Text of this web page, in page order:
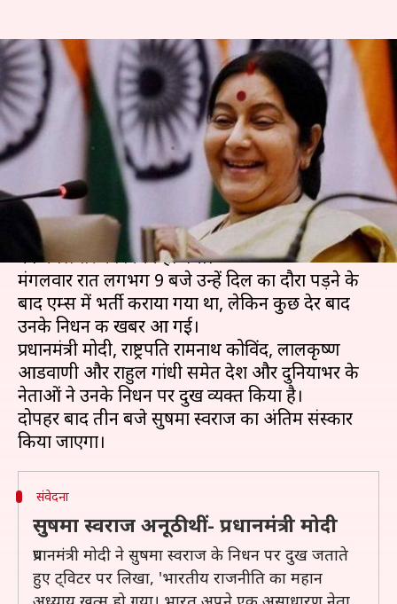
सुषमा स्वराज के अंतिम दर्शन कर
भावुक हुए मोदी-आडवाणी, दुनियाभर
के नेताओं ने दी श्रद्धांजलि
लेखन Aug 07, 2019 11:31 am
क्या है खबर?
देश की पहली पूर्णकालिक विदेश मंत्री रहीं सुषमा स्वराज
कामंगलवार को निधनहो गया।
मंगलवार रात लगभग 9 बजे उन्हें दिल का दौरा पड़ने के
बाद एम्स में भर्ती कराया गया था, लेकिन कुछ देर बाद
उनके निधन की खबर आ गई।
प्रधानमंत्री मोदी, राष्ट्रपति रामनाथ कोविंद, लालकृष्ण
आडवाणी और राहुल गांधी समेत देश और दुनियाभर के
नेताओं ने उनके निधन पर दुख व्यक्त किया है।
दोपहर बाद तीन बजे सुषमा स्वराज का अंतिम संस्कार
संवेदना
सुषमा स्वराज अनूठी थीं- प्रधानमंत्री मोदी
प्रधानमंत्री मोदी ने सुषमा स्वराज के निधन पर दुख जताते
हुए ट्विटर पर लिखा, 'भारतीय राजनीति का महान